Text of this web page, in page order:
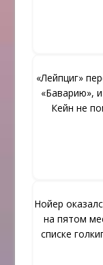
«Лейпциг»
«Баварию»,
Кейн не
Нойер
на пятом
списке